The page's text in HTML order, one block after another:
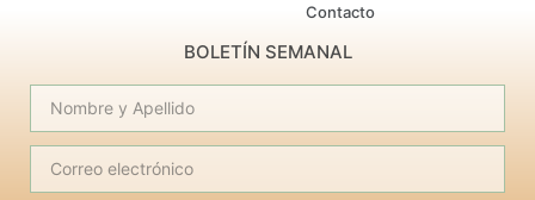
Contacto
BOLETÍN SEMANAL